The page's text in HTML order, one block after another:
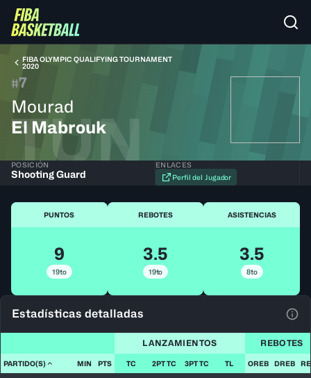
FIBA OLYMPIC QUALIFYING TOURNAMENT
2020
#7
Mourad
El Mabrouk
TUN
POSICIÓN
Shooting Guard
ENLACES
Perfil del Jugador
PUNTOS
9
19to
REBOTES
3.5
19to
ASISTENCIAS
3.5
8to
Estadísticas detalladas
LANZAMIENTOS REBOTES
PARTIDO(S) MIN PTS TC 2PT TC 3PT TC TL OREB DREB